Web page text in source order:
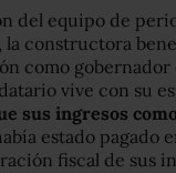
del equipo de
, la constructora
como gobernador
vive con su
sus ingresos
estado pagado
fiscal de sus